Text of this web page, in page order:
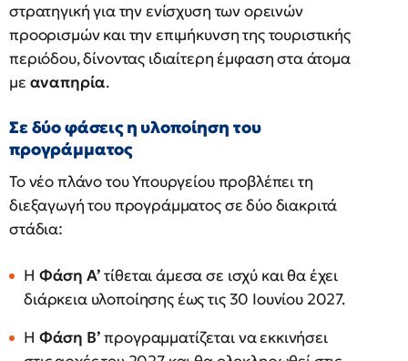
στρατηγική για την ενίσχυση των ορεινών
προορισμών και την επιμήκυνση της τουριστικής
περιόδου, δίνοντας ιδιαίτερη έμφαση στα άτομα
με αναπηρία.
Σε δύο φάσεις η υλοποίηση του
προγράμματος
Το νέο πλάνο του Υπουργείου προβλέπει τη
διεξαγωγή του προγράμματος σε δύο διακριτά
στάδια:
Η Φάση Α’τίθεται άμεσα σε ισχύ και θα έχει
διάρκεια υλοποίησης έως τις 30 Ιουνίου 2027.
Η Φάση Β’προγραμματίζεται να εκκινήσει